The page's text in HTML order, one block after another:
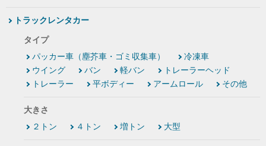
トラックレンタカー
タイプ
パッカー車（塵芥車・ゴミ収集車）
冷凍車
ウイング
バン 軽バン
トレーラーヘッド
トレーラー
平ボディー アームロール その他
大きさ
２トン
４トン 増トン 大型